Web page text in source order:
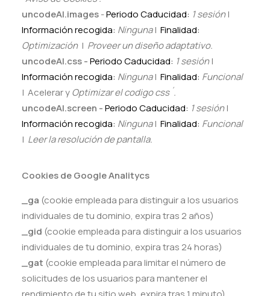
uncodeAI.images-Periodo Caducidad: 1 sesión|
Información recogida: Ninguna| Finalidad:
Optimización| Proveer un diseño adaptativo.
uncodeAI.css -Periodo Caducidad: 1 sesión|
Información recogida: Ninguna| Finalidad: Funcional
| Acelerar yOptimizar el codigo css´.
uncodeAI.screen -Periodo Caducidad: 1 sesión|
Información recogida: Ninguna| Finalidad: Funcional
| Leer la resolución de pantalla.
Cookies de Google Analitycs
_ga (cookie empleada para distinguir a los usuarios
individuales de tu dominio, expira tras 2 años)
_gid (cookie empleada para distinguir a los usuarios
individuales de tu dominio, expira tras 24 horas)
_gat (cookie empleada para limitar el número de
solicitudes de los usuarios para mantener el